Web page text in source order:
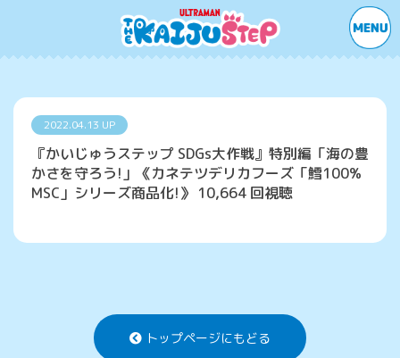
2022.04.13 UP
『かいじゅうステップ SDGs大作戦』特別編「海の豊
かさを守ろう!」《カネテツデリカフーズ「鱈100%
MSC」シリーズ商品化!》 10,664 回視聴
トップページにもどる